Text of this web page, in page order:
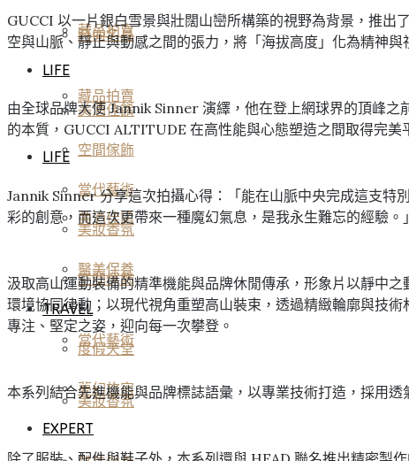
時尚名品
藏品拍賣
LIFE
美酒佳餚
空間傢飾
當代藝術
美妝香氛
藏品拍賣
LIFE
美酒佳餚
空間傢飾
當代藝術
美妝香氛
醫美保養
TRAVEL
度假天堂
夢幻旅宿
EXPERT
GUCCI 以一片銀白雪景與壯闊山巒所構築的視野為背景，推
空與山脈、靜止與動感之間的張力，將「海拔高度」化為精神與
由全球品牌大使 Jannik Sinner 演繹，他在登上網球界的頂峰
的本質，GUCCI ALTITUDE 在高性能與心態塑造之間取得完美
Jannik Sinner 分享這次拍攝心得：「能在山脈中央完成這支特
彩的創意，而這次更帶來一種魔幻氣息，是我永生難忘的經驗。」
汲取高山運動裝備的精準機能與品牌休閒傳承，形象片以靜中
環境協同律動；以現代視角重塑高山裝束，透過精緻輪廓與技
專注、堅定之姿，迎向每一次攀登。
本系列結合先進機能與品牌標誌語彙，以專業技術打造，採用